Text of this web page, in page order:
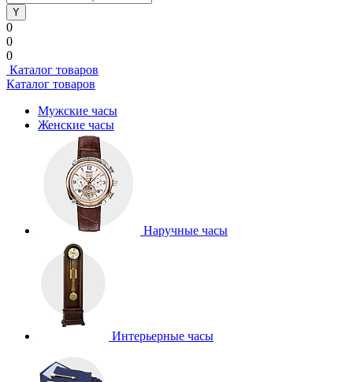
0
0
0
Каталог товаров
Каталог товаров
Мужские часы
Женские часы
Наручные часы
Интерьерные часы